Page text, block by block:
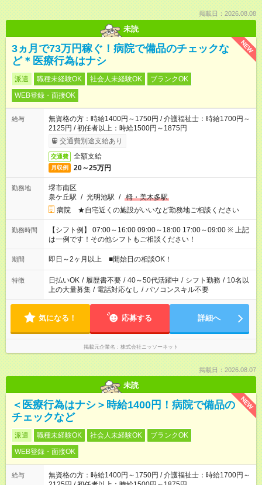
掲載日：2026.08.08
未読
NEW
3ヵ月で73万円稼ぐ！病院で備品のチェックな
ど＊医療行為はナシ
派遣 職種未経験OK 社会人未経験OK
ブランクOK
WEB登録・面接OK
給与
無資格の方：時給1400円～1750円 / 介護福祉士：時給1700円～
2125円 / 初任者以上：時給1500円～1875円
交通費別途支給あり
交通費 全額支給
月収例 20～25万円
勤務地
堺市南区
泉ケ丘駅 / 光明池駅 / 栂・美木多駅
病院 ★自宅近くの施設がいいなど勤務地ご相談ください
勤務時間
【シフト例】 07:00～16:00 09:00～18:00 17:00～09:00 ※ 上記
は一例です！その他シフトもご相談ください！
期間 即日～2ヶ月以上 ■開始日の相談OK！
特徴 日払いOK / 履歴書不要 / 40～50代活躍中 / シフト勤務 / 10名以
上の大量募集 / 電話対応なし / パソコンスキル不要
気になる！ 応募する 詳細へ
掲載元企業名 株式会社ニッソーネット
掲載日：2026.08.07
未読
NEW
＜医療行為はナシ＞時給1400円！病院で備品の
チェックなど
派遣 職種未経験OK 社会人未経験OK
ブランクOK
WEB登録・面接OK
給与
無資格の方：時給1400円～1750円 / 介護福祉士：時給1700円～